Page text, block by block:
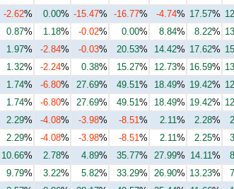
-2.62% 0.00% -15.47% -16.77% -4.74% 17.57%
0.87% 1.18% -0.02% 0.00% 8.84% 8.22%
1.97% -2.84% -0.03% 20.53% 14.42% 17.62%
1.32% -2.24% 0.38% 15.27% 12.73% 16.59%
1.74% -6.80% 27.69% 49.51 % 18.49% 19.42%
1.74% -6.80% 27.69% 49.51 % 18.49% 19.42%
2.29% -4.08% -3.98% -8.51 % 2.11 % 2.28%
2.29% -4.08% -3.98% -8.51 % 2.11 % 2.25%
10.66% 2.78% 4.89% 35.77% 27.99% 14.11 %
9.79% 3.22% 5.82% 33.29% 26.90% 13.23%